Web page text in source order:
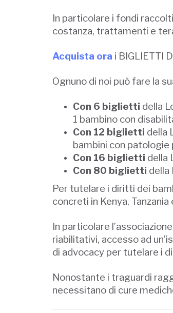
In particolare i fondi
costanza, trattamenti e
Acquista ora i BIGLIETTI
Ognuno di noi può fare la
Con 6 biglietti della
1 bambino con
Con 12 biglietti della
bambini con patologie
Con 16 biglietti della
Con 80 biglietti della
Per tutelare i diritti dei
concreti in Kenya, Tanzania
In particolare
riabilitativi, accesso ad
di advocacy per tutelare i
Nonostante i traguardi
necessitano di cure